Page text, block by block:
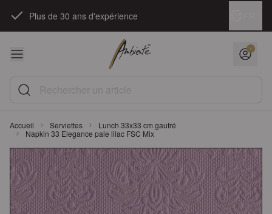
Plus de 30 ans d'expérience
Rechercher un article
Accueil Serviettes
Lunch 33x33 cm gaufré
Napkin 33 Elegance pale lilac FSC Mix